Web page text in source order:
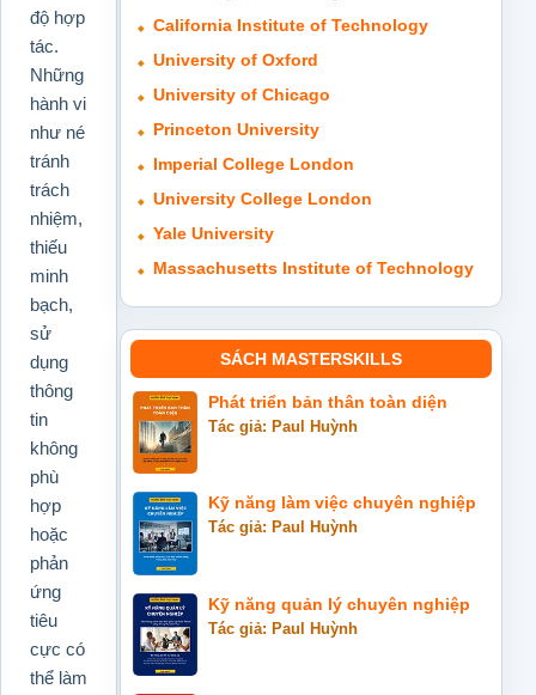
độ hợp
tác.
Những
hành vi
như né
tránh
trách
nhiệm,
thiếu
minh
bạch,
sử
dụng
thông
tin
không
phù
hợp
hoặc
phản
ứng
tiêu
cực có
thể làm
California Institute of Technology
University of Oxford
University of Chicago
Princeton University
Imperial College London
University College London
Yale University
Massachusetts Institute of Technology
SÁCH MASTERSKILLS
Phát triển bản thân toàn diện
Tác giả: Paul Huỳnh
Kỹ năng làm việc chuyên nghiệp
Tác giả: Paul Huỳnh
Kỹ năng quản lý chuyên nghiệp
Tác giả: Paul Huỳnh